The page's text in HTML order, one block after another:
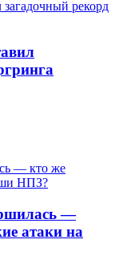
—
атаки на